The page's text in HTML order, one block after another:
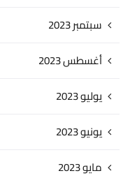
سبتمبر 2023
أغسطس 2023
يوليو 2023
يونيو 2023
مايو 2023